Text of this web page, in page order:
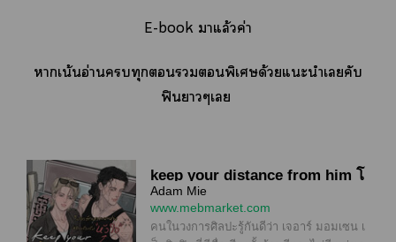
E-book าแล้วค่า
าเน้นอ่านทุกพิเศษด้วยแะนำเคับ
ฟินาๆเ